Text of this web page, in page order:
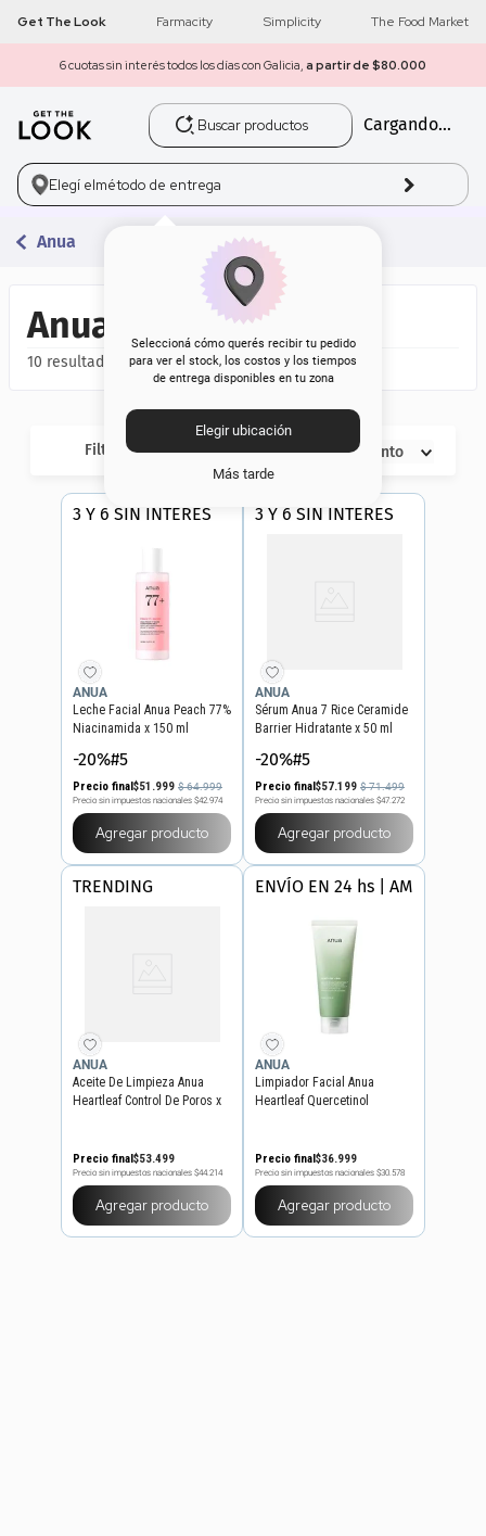
Get The Look Farmacity Simplicity The Food Market
6 cuotas sin interés todos los días con Galicia, a partir de $80.000
Buscar productos
Cargando...
Elegí elmétodo de entrega
Seleccioná cómo querés recibir tu pedido
para ver el stock, los costos y los tiempos
de entrega disponibles en tu zona
Elegir ubicación
Más tarde
Anua
Anua
10
Filtros Descuento
3 Y 6 SIN INTERES
ANUA
Leche Facial Anua Peach 77%
Niacinamida x 150 ml
-20%#5
Precio final$51 .999 $64.999
Precio sin impuestos nacionales $42.974
Agregar producto
3 Y 6 SIN INTERES
ANUA
Sérum Anua 7 Rice Ceramide
Barrier Hidratante x 50 ml
-20%#5
Precio final$57.199 $71.499
Precio sin impuestos nacionales $47.272
Agregar producto
TRENDING
ANUA
Aceite De Limpieza Anua
Heartleaf Control De Poros x
Precio final$53.499
Precio sin impuestos nacionales $44.214
Agregar producto
ENVÍO EN 24 hs | AMBA
ANUA
Limpiador Facial Anua
Heartleaf Quercetinol
Precio final$36.999
Precio sin impuestos nacionales $30.578
Agregar producto
1 get the look
2 máscara pestañas
. corrector
base